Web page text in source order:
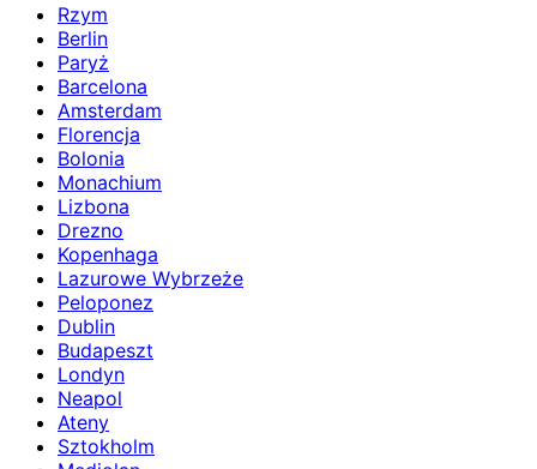
Rzym
Berlin
Paryż
Barcelona
Amsterdam
Florencja
Bolonia
Monachium
Lizbona
Drezno
Kopenhaga
Lazurowe Wybrzeże
Peloponez
Dublin
Budapeszt
Londyn
Neapol
Ateny
Sztokholm